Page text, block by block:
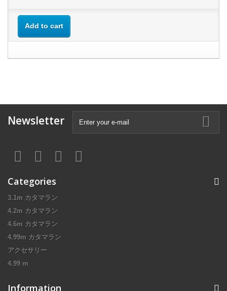
Add to cart
Newsletter
Categories
3.1m カタマラン
4.2m カタマラン
4.6m カタマラン
4.99m カタマラン
アクセサリー
4.99 m
Information